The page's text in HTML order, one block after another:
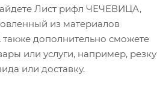
Лист рифл ЧЕЧЕВИЦА,
из материалов
также дополнительно сможете
или услуги, например, резку
или доставку.